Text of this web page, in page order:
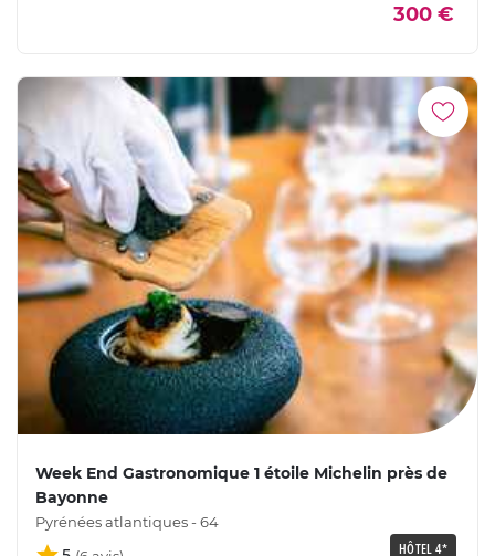
300 €
Week End Gastronomique 1 étoile Michelin près de
Bayonne
Pyrénées atlantiques - 64
HÔTEL 4*